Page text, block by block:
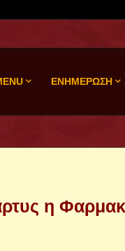
ΕΝΗΜΕΡΩΣΗ
η